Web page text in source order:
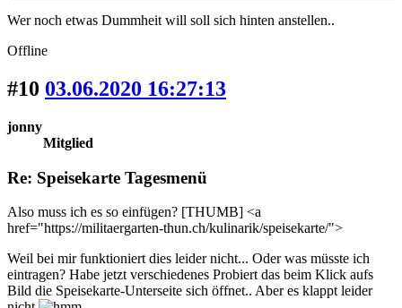
Wer noch etwas Dummheit will soll sich hinten anstellen..
Offline
#10 03.06.2020 16:27:13
jonny
Mitglied
Re: Speisekarte Tagesmenü
Also muss ich es so einfügen? [THUMB] <a
href="https://militaergarten-thun.ch/kulinarik/speisekarte/">
Weil bei mir funktioniert dies leider nicht... Oder was müsste ich
eintragen? Habe jetzt verschiedenes Probiert das beim Klick aufs
Bild die Speisekarte-Unterseite sich öffnet.. Aber es klappt leider